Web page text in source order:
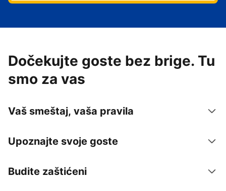
Dočekujte goste bez brige. Tu
smo za vas
Vaš smeštaj, vaša pravila
Upoznajte svoje goste
Budite zaštićeni